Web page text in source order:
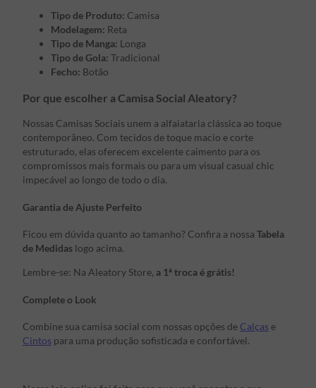
Tipo de Produto: Camisa
Modelagem: Reta
Tipo de Manga: Longa
Tipo de Gola: Tradicional
Fecho: Botão
Por que escolher a Camisa Social Aleatory?
Nossas Camisas Sociais unem a alfaiataria clássica ao toque
contemporâneo. Com tecidos de toque macio e corte
estruturado, elas oferecem excelente caimento para os
compromissos mais formais ou para um visual casual chic
impecável ao longo de todo o dia.
Garantia de Ajuste Perfeito
Ficou em dúvida quanto ao tamanho? Confira a nossa Tabela
de Medidas logo acima.
Lembre-se: Na Aleatory Store, a 1ª troca é grátis!
Complete o Look
Combine sua camisa social com nossas opções de Calças e
Cintos para uma produção sofisticada e confortável.